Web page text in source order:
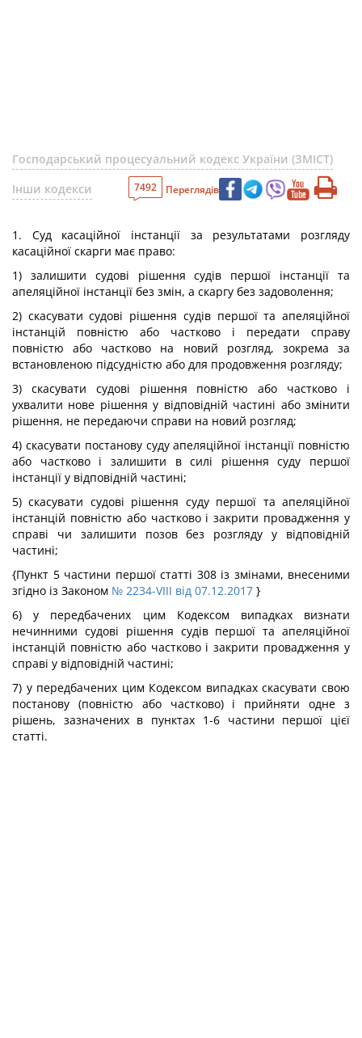
Господарський процесуальний кодекс України (ЗМІСТ)
Інши кодекси
7492 Переглядів
1. Суд касаційної інстанції за результатами розгляду
касаційної скарги має право:
1) залишити судові рішення судів першої інстанції та
апеляційної інстанції без змін, а скаргу без задоволення;
2) скасувати судові рішення судів першої та апеляційної
інстанцій повністю або частково і передати справу
повністю або частково на новий розгляд, зокрема за
встановленою підсудністю або для продовження розгляду;
3) скасувати судові рішення повністю або частково і
ухвалити нове рішення у відповідній частині або змінити
рішення, не передаючи справи на новий розгляд;
4) скасувати постанову суду апеляційної інстанції повністю
або частково і залишити в силі рішення суду першої
інстанції у відповідній частині;
5) скасувати судові рішення суду першої та апеляційної
інстанцій повністю або частково і закрити провадження у
справі чи залишити позов без розгляду у відповідній
частині;
{Пункт 5 частини першої статті 308 із змінами, внесеними
згідно із Законом № 2234-VIII від 07.12.2017 }
6) у передбачених цим Кодексом випадках визнати
нечинними судові рішення судів першої та апеляційної
інстанцій повністю або частково і закрити провадження у
справі у відповідній частині;
7) у передбачених цим Кодексом випадках скасувати свою
постанову (повністю або частково) і прийняти одне з
рішень, зазначених в пунктах 1-6 частини першої цієї
статті.